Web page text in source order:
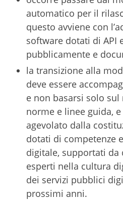
automatico per il
questo avviene con
software dotati di API
pubblicamente e
la transizione alla
deve essere
e non basarsi solo
norme e linee guida,
agevolato dalla
dotati di competenze
digitale, supportati
esperti nella cultura
dei servizi pubblici
prossimi anni.